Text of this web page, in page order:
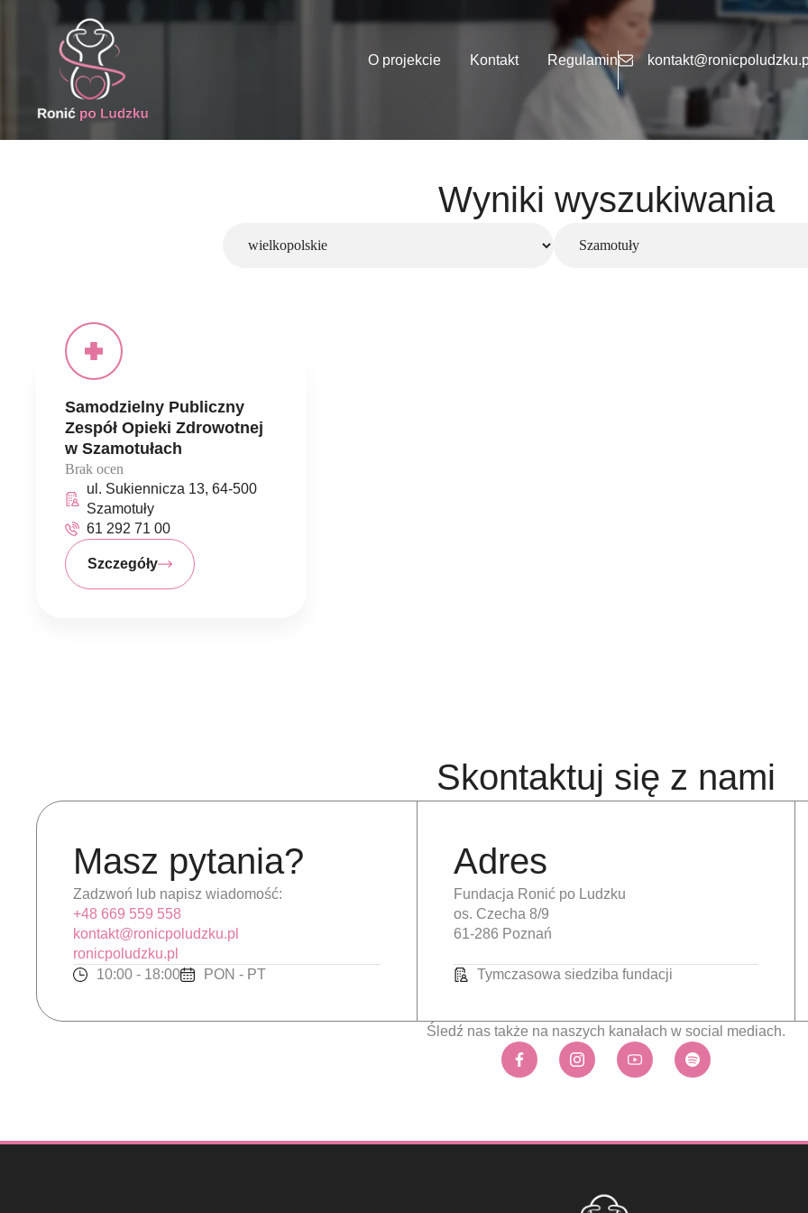
O projekcie Kontakt Regulamin
Wyniki wyszukiwania
Samodzielny Publiczny
Zespół Opieki Zdrowotnej
w Szamotułach
Brak ocen
ul. Sukiennicza 13, 64-500
Szamotuły
61 292 71 00
Szczegóły
Skontaktuj się z nami
Masz pytania?
Zadzwoń lub napisz wiadomość:
+48 669 559 558
kontakt@ronicpoludzku.pl
ronicpoludzku.pl
10:00 - 18:00
PON - PT
Adres
Fundacja Ronić po Ludzku
os. Czecha 8/9
61-286 Poznań
Tymczasowa siedziba fundacji
Śledź nas także na naszych kanałach w social mediach.